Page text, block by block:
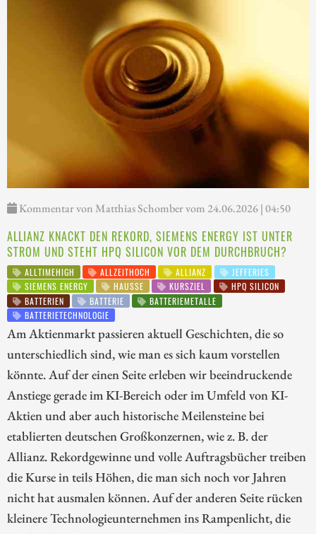
Kommentar von Matthias Schomber vom 24.06.2026 | 04:50
ALLIANZ KNACKT DEN REKORD, SIEMENS ENERGY IST UNTER
STROM UND STEHT HPQ SILICON VOR DEM DURCHBRUCH?
ALLTIMEHIGH ALLZEITHOCH ALLIANZ
JEFFERIES
SIEMENS ENERGY
HAUSSE KURSZIEL
HPQ SILICON
BATTERIEN
BATTERIE
BATTERIEMETALLE
BATTERIETECHNOLOGIE
Am Aktienmarkt passieren aktuell Geschichten, die so
unterschiedlich sind, wie man es sich kaum vorstellen
könnte. Auf der einen Seite erleben wir beeindruckende
Anstiege gerade im KI-Bereich oder im Umfeld von KI-
Aktien und aber auch historische Meilensteine bei
etablierten deutschen Großkonzernen, wie z. B. der
Allianz. Rekordgewinne und volle Auftragsbücher treiben
die Kurse in teils Höhen, die man sich noch vor Jahren
nicht hat ausmalen können. Auf der anderen Seite rücken
kleinere Technologieunternehmen ins Rampenlicht, die